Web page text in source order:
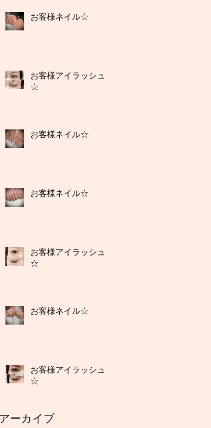
お客様ネイル☆
お客様アイラッシュ
☆
お客様ネイル☆
お客様ネイル☆
お客様アイラッシュ
☆
お客様ネイル☆
お客様アイラッシュ
☆
アーカイブ